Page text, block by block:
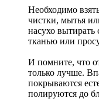
Необходимо
чистки, мытья
насухо вытирать
тканью или
И помните, что
только лучше.
покрываются
полируются до